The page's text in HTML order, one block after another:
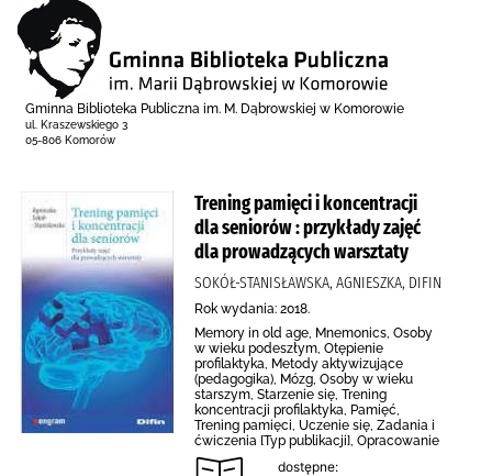
Gminna Biblioteka Publiczna im. M. Dąbrowskiej w Komorowie
ul. Kraszewskiego 3
05-806 Komorów
Trening pamięci i koncentracji
dla seniorów : przykłady zajęć
dla prowadzących warsztaty
SOKÓŁ-STANISŁAWSKA, AGNIESZKA, DIFIN
Rok wydania: 2018.
Memory in old age, Mnemonics, Osoby
w wieku podeszłym, Otępienie
profilaktyka, Metody aktywizujące
(pedagogika), Mózg, Osoby w wieku
starszym, Starzenie się, Trening
koncentracji profilaktyka, Pamięć,
Trening pamięci, Uczenie się, Zadania i
ćwiczenia [Typ publikacji], Opracowanie
dostępne: